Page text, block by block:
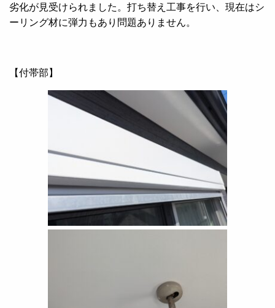
劣化が見受けられました。打ち替え工事を行い、現在はシ
ーリング材に弾力もあり問題ありません。
【付帯部】